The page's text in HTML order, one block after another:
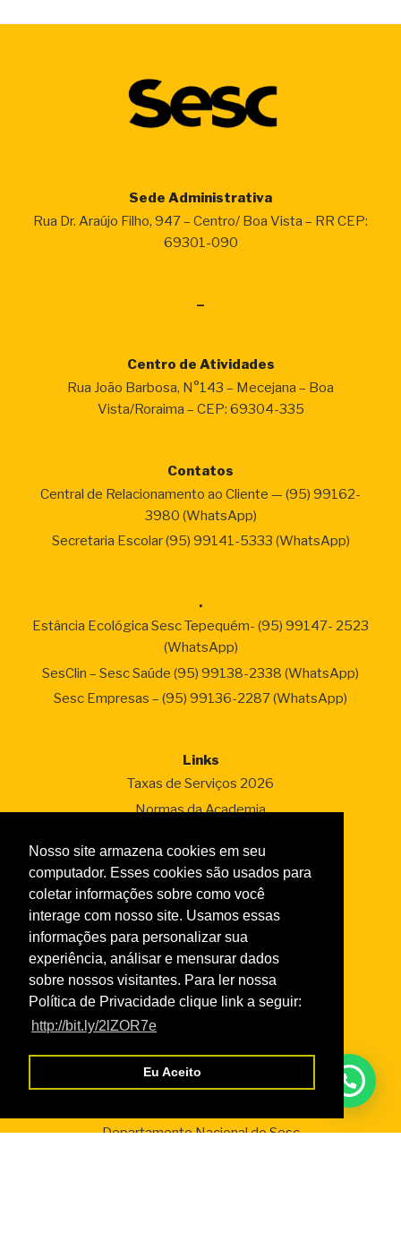
Nosso site armazena cookies em seu
computador. Esses cookies são usados para
coletar informações sobre como você
interage com nosso site. Usamos essas
informações para personalizar sua
experiência, análisar e mensurar dados
sobre nossos visitantes. Para ler nossa
Política de Privacidade clique link a seguir:
http://bit.ly/2lZOR7e
Eu Aceito
teatro,
quadrinhos
Sede Administrativa
Rua Dr. Araújo Filho, 947 – Centro/ Boa Vista – RR CEP:
69301-090
–
Centro de Atividades
Rua João Barbosa, N°143 – Mecejana – Boa
Vista/Roraima – CEP: 69304-335
Contatos
Central de Relacionamento ao Cliente — (95) 99162-
3980 (WhatsApp)
Secretaria Escolar (95) 99141-5333 (WhatsApp)
.
Estância Ecológica Sesc Tepequém- (95) 99147- 2523
(WhatsApp)
SesClin – Sesc Saúde (95) 99138-2338 (WhatsApp)
Sesc Empresas – (95) 99136-2287 (WhatsApp)
Links
Taxas de Serviços 2026
Normas da Academia
Normas de Atendimento da Odontologia
Normas Cursos Livres Cultura
Serviços
Credencial Virtual
Boleto SescRR
Cadastro de Fornecedores
Departamento Nacional do Sesc